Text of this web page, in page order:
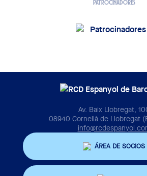
PATROCINADORES
Av. Baix Llobregat,
08940 Cornellà de Llobregat
ÁREA DE SOCIOS